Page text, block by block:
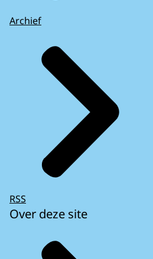
Archief
RSS
Over deze site